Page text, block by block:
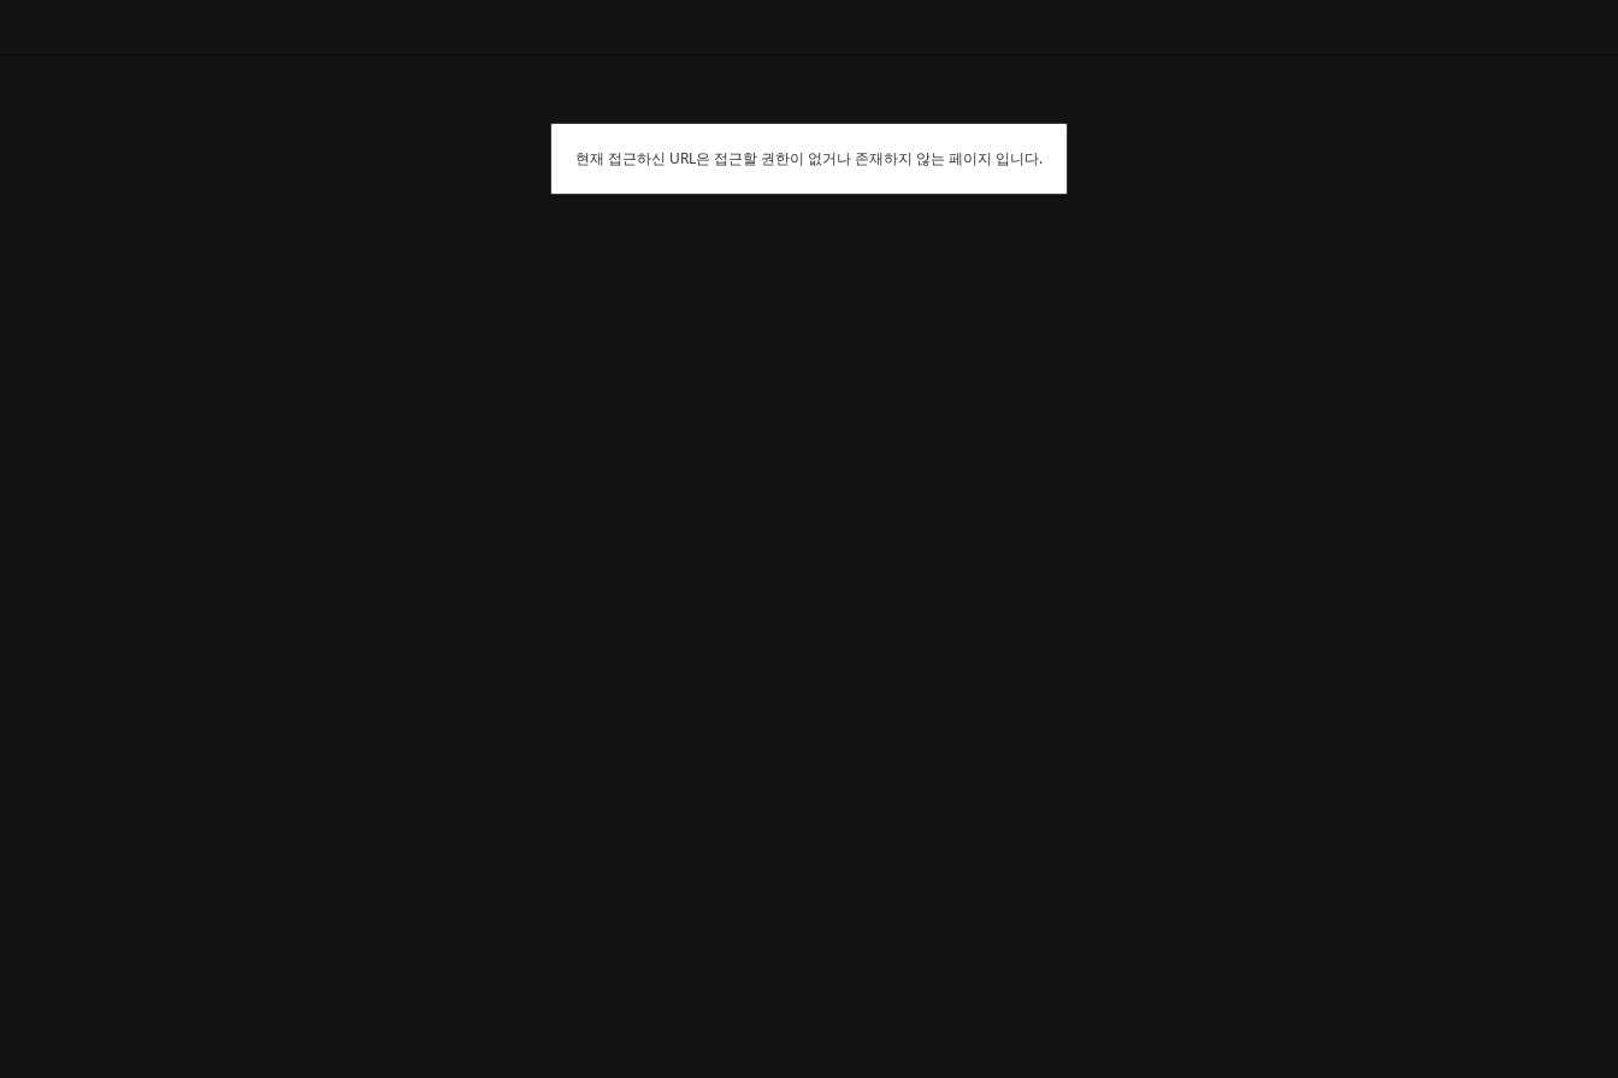
현재 접근하신 URL은 접근할 권한이 없거나 존재하지 않는 페이지 입니다.